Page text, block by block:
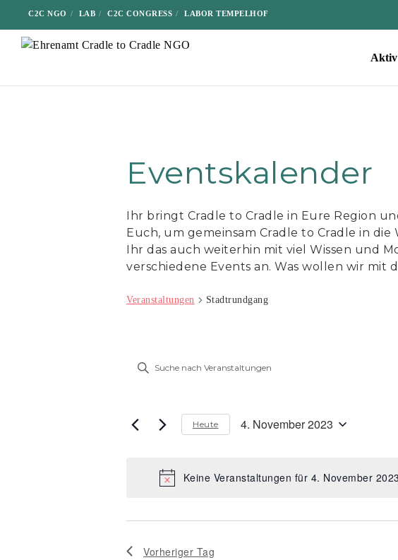
C2C NGO LAB C2C CONGRESS LABOR TEMPELHOF
Aktiv
Eventskalender
Ihr bringt Cradle to Cradle in Eure Region
Euch, um gemeinsam Cradle to Cradle in
Ihr das auch weiterhin mit viel Wissen und
verschiedene Events an. Was wollen wir
Keine Veranstaltungen für 4. November
Veranstaltungen Stadtrundgang
Suche
Ansichten,
Navigation
Bitte
Schlüsselwort
nach
Heute 4. November 2023
Vorheriger Tag